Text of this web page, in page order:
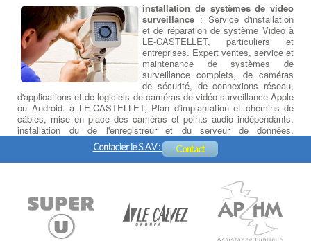
installation de systèmes de video
surveillance : Service d'installation
et de réparation de système Video à
LE-CASTELLET, particuliers et
entreprises. Expert ventes, service et
maintenance de systèmes de
surveillance complets, de caméras
de sécurité, de connexions réseau,
d'applications et de logiciels de caméras de vidéo-surveillance Apple
ou Android. à LE-CASTELLET, Plan d'implantation et chemins de
câbles, mise en place des caméras et points audio indépendants,
installation du de l'enregistreur et du serveur de données,
paramétrage et formation logicielle, initiation à la prise en main à
distance sur PC, Tablette ou Smartphone.
Contacter le S.A.V : Contact